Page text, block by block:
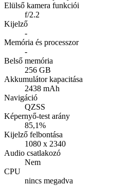
Elülső kamera funkciói
f/2.2
Kijelző
-
Memória és processzor
-
Belső memória
256 GB
Akkumulátor kapacitása
2438 mAh
Navigáció
QZSS
Képernyő-test arány
85,1%
Kijelző felbontása
1080 x 2340
Audio csatlakozó
Nem
CPU
nincs megadva